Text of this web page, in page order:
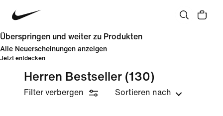
Überspringen und weiter zu Produkten
Alle Neuerscheinungen anzeigen
Jetzt entdecken
Herren Bestseller (130)
Filter verbergen Sortieren nach